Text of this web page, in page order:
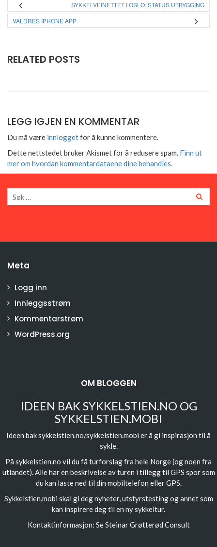
SYKKELVEINETTET I OSLO: STATUS UTBYGGING
VALDRES IPHONE APP
RELATED POSTS
LEGG IGJEN EN KOMMENTAR
Du må være innloggetfor å kunne kommentere.
Dette nettstedet bruker Akismet for å redusere spam. Finn ut
mer om hvordan kommentardataene dine behandles.
Meta
Logg inn
Innleggsstrøm
Kommentarstrøm
WordPress.org
OM BLOGGEN
IDEEN BAK SYKKELSTIEN.NO OG
SYKKELSTIEN.MOBI
Ideen bak sykkelstien.no/sykkelstien.mobi er å gi inspirasjon til å
sykle.
På sykkelstien.no vil du få turforslag fra hele Norge (og noen fra
utlandet). Alle har en beskrivelse av turen i tillegg til GPS spor som
du kan laste ned til din mobiltelefon eller GPS.
Sykkelstien.mobi skal gi deg nyheter, utstyrstesting og annet som
kan inspirere deg til en ny sykkeltur.
Kontaktinformasjon: SeSteinar Grøtterød Consult